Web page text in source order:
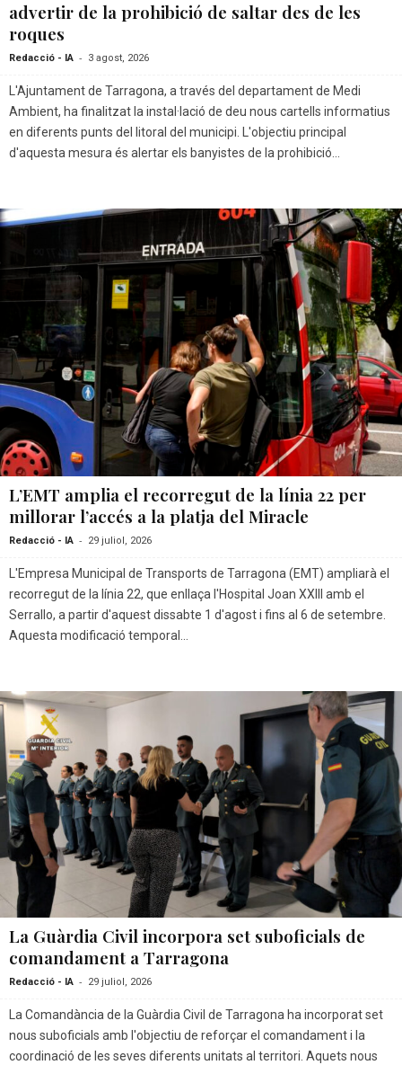
advertir de la prohibició de saltar des de les
roques
Redacció - IA - 3 agost, 2026
L'Ajuntament de Tarragona, a través del departament de Medi
Ambient, ha finalitzat la instal·lació de deu nous cartells informatius
en diferents punts del litoral del municipi. L'objectiu principal
d'aquesta mesura és alertar els banyistes de la prohibició...
L’EMT amplia el recorregut de la línia 22 per
millorar l’accés a la platja del Miracle
Redacció - IA - 29 juliol, 2026
L'Empresa Municipal de Transports de Tarragona (EMT) ampliarà el
recorregut de la línia 22, que enllaça l'Hospital Joan XXIII amb el
Serrallo, a partir d'aquest dissabte 1 d'agost i fins al 6 de setembre.
Aquesta modificació temporal...
La Guàrdia Civil incorpora set suboficials de
comandament a Tarragona
Redacció - IA - 29 juliol, 2026
La Comandància de la Guàrdia Civil de Tarragona ha incorporat set
nous suboficials amb l'objectiu de reforçar el comandament i la
coordinació de les seves diferents unitats al territori. Aquets nous